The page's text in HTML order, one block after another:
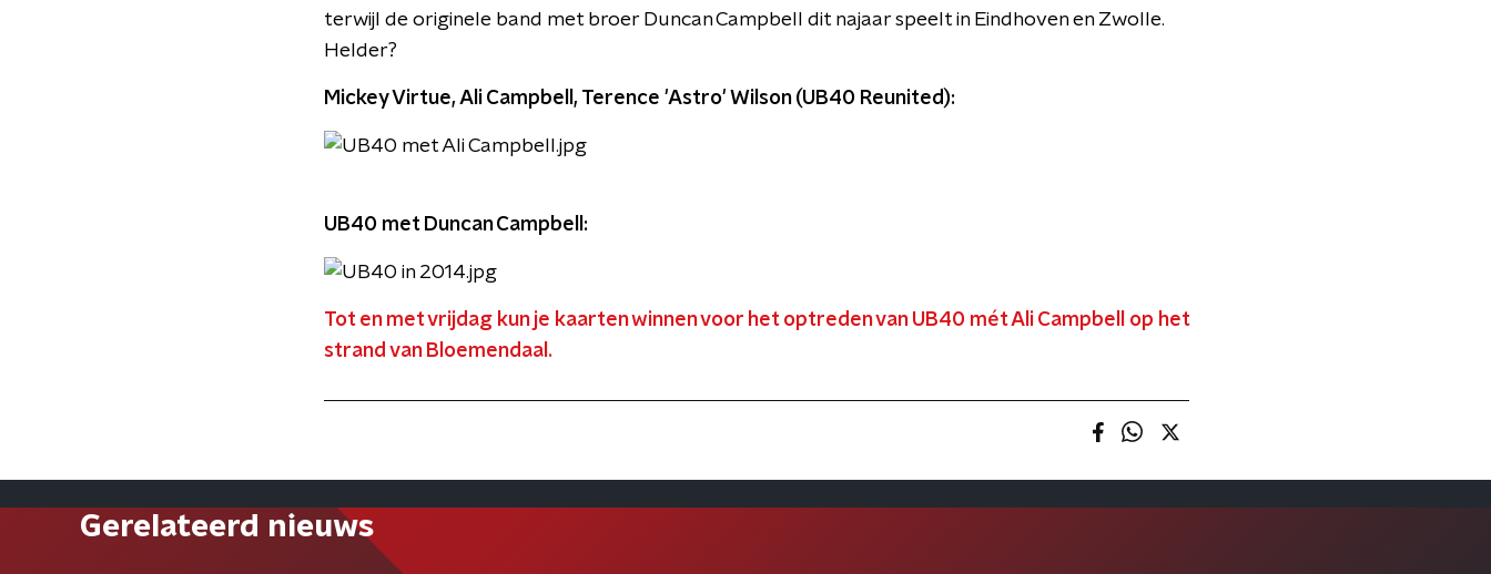
terwijl de originele band met broer Duncan Campbell dit najaar speelt in Eindhoven en Zwolle.
Helder?
Mickey Virtue, Ali Campbell, Terence 'Astro' Wilson (UB40 Reunited):
UB40 met Duncan Campbell:
Tot en met vrijdag kun je kaarten winnen voor het optreden van UB40 mét Ali Campbell op het
strand van Bloemendaal.
Gerelateerd nieuws